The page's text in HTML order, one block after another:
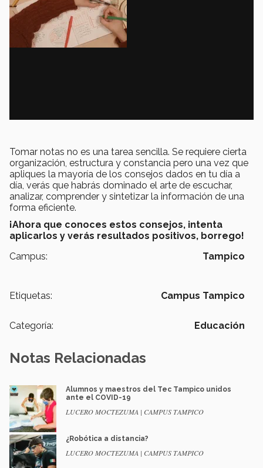
Tomar notas no es una tarea sencilla. Se requiere cierta
organización, estructura y constancia pero una vez que
apliques la mayoría de los consejos dados en tu día a
día, verás que habrás dominado el arte de escuchar,
analizar, comprender y sintetizar la información de una
forma eficiente.
¡Ahora que conoces estos consejos, intenta
aplicarlos y verás resultados positivos, borrego!
Campus:
Tampico
Etiquetas: Campus Tampico
Categoría: Educación
Notas Relacionadas
Alumnos y maestros del Tec Tampico unidos
ante el COVID-19
LUCERO MOCTEZUMA | CAMPUS TAMPICO
¿Robótica a distancia?
LUCERO MOCTEZUMA | CAMPUS TAMPICO